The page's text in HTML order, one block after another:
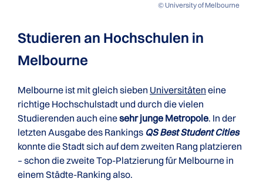
© University of Melbourne
Studieren an Hochschulen in
Melbourne
Melbourne ist mit gleich sieben Universitäten eine
richtige Hochschulstadt und durch die vielen
Studierenden auch einesehr junge Metropole. In der
letzten Ausgabe des Rankings QS Best Student Cities
konnte die Stadt sich auf dem zweiten Rang platzieren
– schon die zweite Top-Platzierung für Melbourne in
einem Städte-Ranking also.